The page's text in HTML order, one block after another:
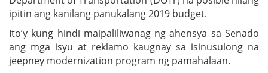
ipitin ang kanilang panukalang 2019 budget.
Ito’y kung hindi maipaliliwanag ng ahensya sa Senado
ang mga isyu at reklamo kaugnay sa isinusulong na
jeepney modernization program ng pamahalaan.